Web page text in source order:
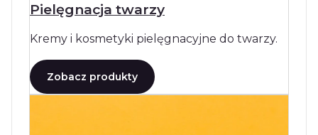
Pielęgnacja twarzy
Kremy i kosmetyki pielęgnacyjne do twarzy.
Zobacz produkty